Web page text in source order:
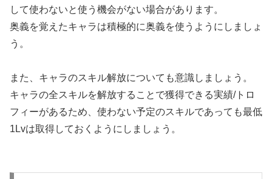
して使わないと使う機会がない場合があります。
奥義を覚えたキャラは積極的に奥義を使うようにしましょ
う。
また、キャラのスキル解放についても意識しましょう。
キャラの全スキルを解放することで獲得できる実績/トロ
フィーがあるため、使わない予定のスキルであっても最低
1Lvは取得しておくようにしましょう。